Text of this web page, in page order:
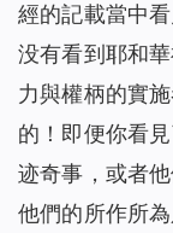
經的記載當中
没有看到耶和
力與權柄的實
的！即便你看
迹奇事，或者
他們的所作所